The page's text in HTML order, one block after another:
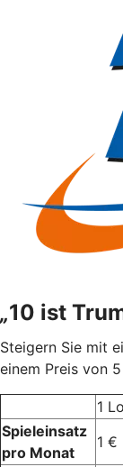
„10 ist
Steigern Sie mit
einem Preis von
1
Spieleinsatz
pro Monat
1 €